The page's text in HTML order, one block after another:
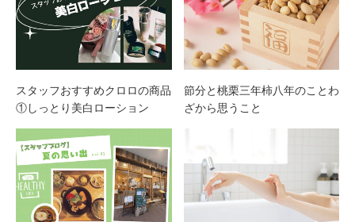
スタッフおすすめクロロの商品
①しっとり美白ローション
節分と桃栗三年柿八年のことわ
ざから思うこと